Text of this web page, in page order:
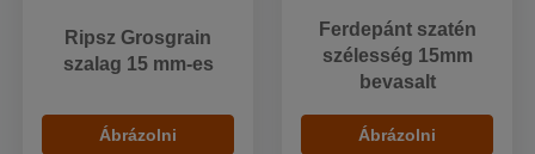
Ripsz Grosgrain
szalag 15 mm-es
Ábrázolni
Ferdepánt szatén
szélesség 15mm
bevasalt
Ábrázolni